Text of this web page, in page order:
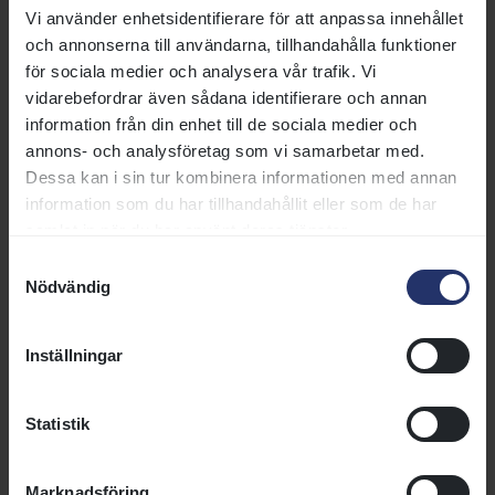
Vi använder enhetsidentifierare för att anpassa innehållet
och annonserna till användarna, tillhandahålla funktioner
för sociala medier och analysera vår trafik. Vi
vidarebefordrar även sådana identifierare och annan
information från din enhet till de sociala medier och
annons- och analysföretag som vi samarbetar med.
Dessa kan i sin tur kombinera informationen med annan
information som du har tillhandahållit eller som de har
Nödvändig
Inställningar
Statistik
samverkan med Svensk Galopp.
⋯
to view this YouTube
Fler sidor om utbildning